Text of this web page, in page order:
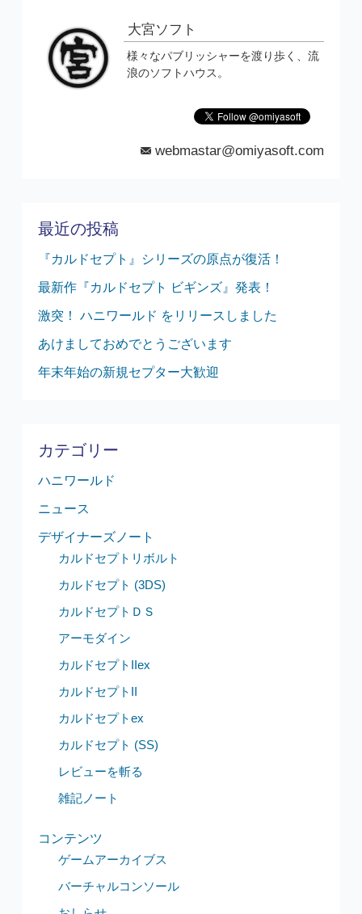
大宮ソフト
様々なパブリッシャーを渡り歩く、流
浪のソフトハウス。
mail webmastar@omiyasoft.com
最近の投稿
『カルドセプト』シリーズの原点が復活！
最新作『カルドセプト ビギンズ』発表！
激突！ ハニワールド をリリースしました
あけましておめでとうございます
年末年始の新規セプター大歓迎
カテゴリー
ハニワールド
ニュース
デザイナーズノート
カルドセプトリボルト
カルドセプト (3DS)
カルドセプトＤＳ
アーモダイン
カルドセプトIIex
カルドセプトII
カルドセプトex
カルドセプト (SS)
レビューを斬る
雑記ノート
コンテンツ
ゲームアーカイブス
バーチャルコンソール